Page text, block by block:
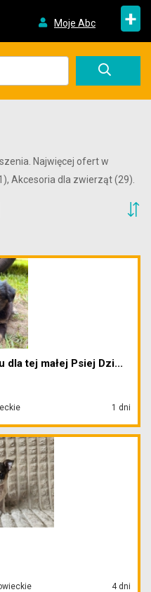
Moje Abc +
Najwięcej ofert w
Akcesoria dla zwierząt (29).
dla tej małej Psiej Dzi...
1 dni
4 dni